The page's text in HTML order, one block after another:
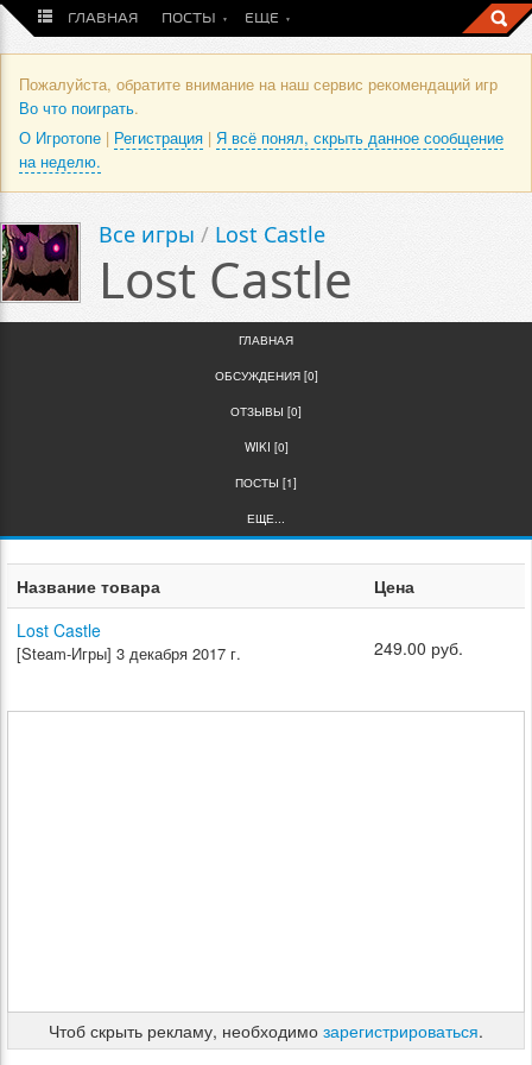
ГЛАВНАЯ ПОСТЫ ЕЩЕ
Пожалуйста, обратите внимание на наш сервис рекомендаций игр
Во что поиграть.
О Игротопе | Регистрация | Я всё понял, скрыть данное сообщение
на неделю.
Все игры / Lost Castle
Lost Castle
ГЛАВНАЯ
ОБСУЖДЕНИЯ [0]
ОТЗЫВЫ [0]
WIKI [0]
ПОСТЫ [1]
ЕЩЕ...
Название товара
Цена
Lost Castle
[Steam-Игры] 3 декабря 2017 г. 249.00 руб.
Чтоб скрыть рекламу, необходимо зарегистрироваться.